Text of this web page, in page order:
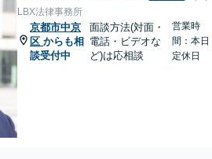
LBX法律事務所
京都市中京
区 からも相
談受付中
面談方法(対面・
電話・ビデオな
ど)は応相談
営業時
間：本日
定休日